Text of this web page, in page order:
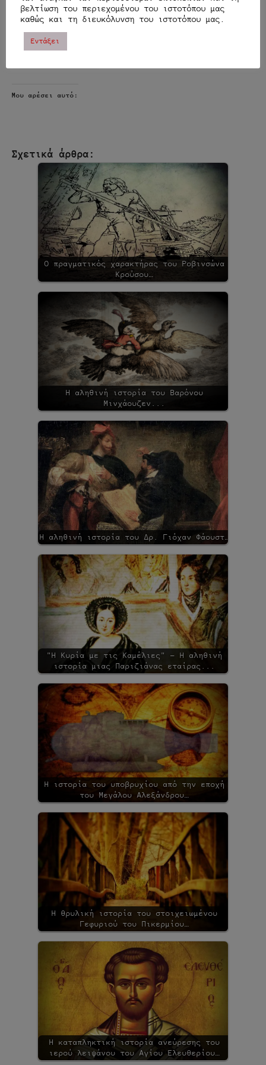
Μοιράσου το άρθρο:
Μου αρέσει αυτό:
Σχετικά άρθρα:
Ο πραγματικός χαρακτήρας του Ροβινσώνα
Κρούσου…
Η αληθινή ιστορία του Βαρόνου
Μινχάουζεν...
Η αληθινή ιστορία του Δρ. Γιόχαν Φάουστ…
"Η Κυρία με τις Καμέλιες" - Η αληθινή
ιστορία μιας Παριζιάνας εταίρας...
Η ιστορία του υποβρυχίου από την εποχή
του Μεγάλου Αλεξάνδρου…
Η θρυλική ιστορία του στοιχειωμένου
Γεφυριού του Πικερμίου…
Η καταπληκτική ιστορία ανεύρεσης του
ιερού λειψάνου του Αγίου Ελευθερίου…
βελτίωση του περιεχομένου του ιστοτόπου μας
καθώς και τη διευκόλυνση του ιστοτόπου μας.
Εντάξει